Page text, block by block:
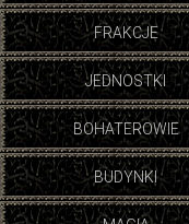
FRAKCJE
JEDNOSTKI
BOHATEROWIE
BUDYNKI